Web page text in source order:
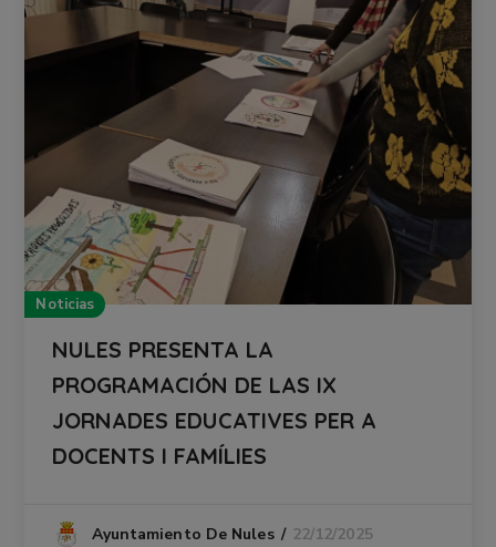
Noticias
NULES PRESENTA LA
PROGRAMACIÓN DE LAS IX
JORNADES EDUCATIVES PER A
DOCENTS I FAMÍLIES
Ayuntamiento De Nules 22/12/2025